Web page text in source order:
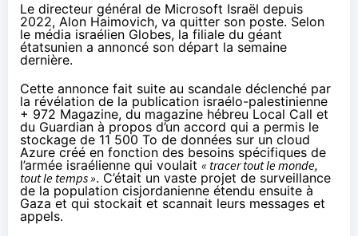
Le directeur général de Microsoft Israël depuis
2022, Alon Haimovich, va quitter son poste. Selon
le média israélien Globes, la filiale du géant
étatsunien a annoncé son départ la semaine
dernière.
Cette annonce fait suite au scandale déclenché par
la révélation de la publication israélo-palestinienne
+ 972 Magazine, du magazine hébreu Local Call et
du Guardian à propos d’un accord qui a permis le
stockage de 11 500 To de données sur un cloud
Azure créé en fonction des besoins spécifiques de
l’armée israélienne qui voulait « tracer tout le monde,
tout le temps ». C’était un vaste projet de surveillance
de la population cisjordanienne étendu ensuite à
Gaza et qui stockait et scannait leurs messages et
appels.